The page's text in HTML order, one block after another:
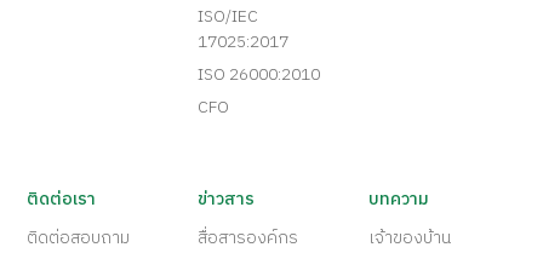
ISO/IEC
17025:2017
ISO 26000:2010
CFO
ติดต่อเรา
ติดต่อสอบถาม
ข่าวสาร
สื่อสารองค์กร
บทความ
เจ้าของบ้าน